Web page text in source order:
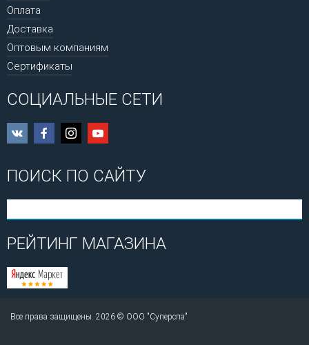
Оплата
Доставка
Оптовым компаниям
Сертификаты
СОЦИАЛЬНЫЕ СЕТИ
ПОИСК ПО САЙТУ
РЕЙТИНГ МАГАЗИНА
Все права защищены. 2026 © ООО "Суперспа"